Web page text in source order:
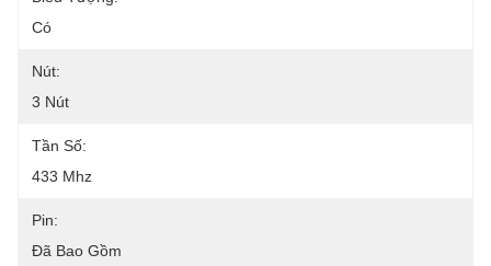
Có
Nút:
3 Nút
Tần Số:
433 Mhz
Pin:
Đã Bao Gồm